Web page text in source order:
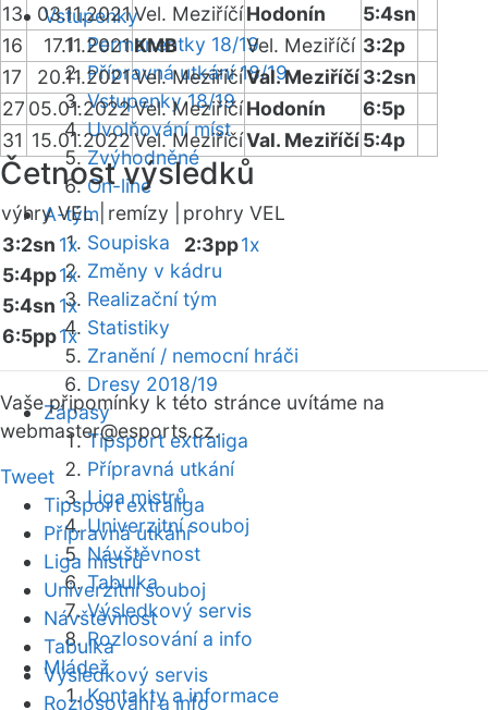
Vstupenky
Permanentky 18/19
Přípravná utkání 18/19
Vstupenky 18/19
Uvolňování míst
Zvýhodněné
On-line
A-tým
Soupiska
Změny v kádru
Realizační tým
Statistiky
Zranění / nemocní hráči
Dresy 2018/19
Zápasy
Tipsport extraliga
Přípravná utkání
Liga mistrů
Univerzitní souboj
Návštěvnost
Tabulka
Výsledkový servis
Rozlosování a info
Mládež
Kontakty a informace
13 03.11.2021Vel. MeziříčíHodonín
5:4sn
16
17.11.2021KMB Vel. Meziříčí 3:2p
17
20.11.2021Vel. MeziříčíVal. Meziříčí3:2sn
27 05.01.2022Vel. MeziříčíHodonín
6:5p
31 15.01.2022Vel. MeziříčíVal. Meziříčí5:4p
Četnost výsledků
výhry VEL | remízy |
prohry VEL
3:2sn 1x
5:4pp1x
5:4sn 1x
6:5pp1x
2:3pp1x
Vaše připomínky k této stránce uvítáme na
webmaster@esports.cz.
Tweet
Tipsport extraliga
Přípravná utkání
Liga mistrů
Univerzitní souboj
Návštěvnost
Tabulka
Výsledkový servis
Rozlosování a info